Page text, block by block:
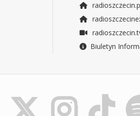
Biuletyn